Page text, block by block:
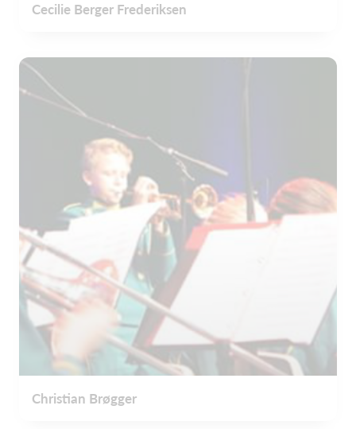
Cecilie Berger Frederiksen
Christian Brøgger